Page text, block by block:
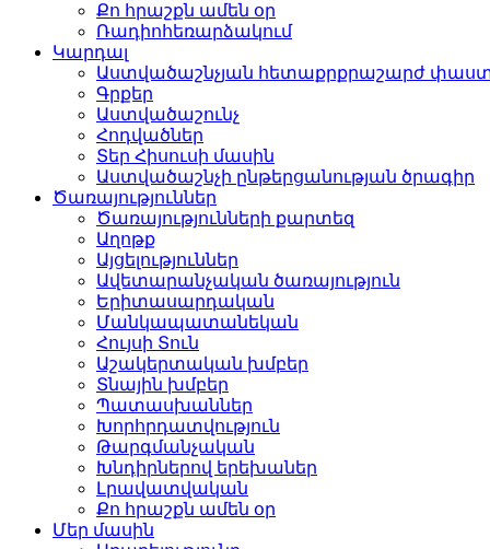
Քո հրաշքն ամեն օր
Ռադիոհեռարձակում
Կարդալ
Աստվածաշնչյան հետաքրքրաշարժ
Գրքեր
Աստվածաշունչ
Հոդվածներ
Տեր Հիսուսի մասին
Աստվածաշնչի ընթերցանության ծրագիր
Ծառայություններ
Ծառայությունների քարտեզ
Աղոթք
Այցելություններ
Ավետարանչական ծառայություն
Երիտասարդական
Մանկապատանեկան
Հույսի Տուն
Աշակերտական խմբեր
Տնային խմբեր
Պատասխաններ
Խորհրդատվություն
Թարգմանչական
Խնդիրներով երեխաներ
Լրավատվական
Քո հրաշքն ամեն օր
Մեր մասին